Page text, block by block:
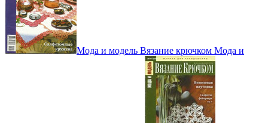
Мода и модель Вязание крючком Мода и